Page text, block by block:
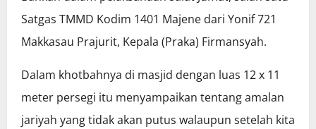
Satgas TMMD Kodim 1401 Majene dari Yonif 721
Makkasau Prajurit, Kepala (Praka) Firmansyah.
Dalam khotbahnya di masjid dengan luas 12 x 11
meter persegi itu menyampaikan tentang amalan
jariyah yang tidak akan putus walaupun setelah kita